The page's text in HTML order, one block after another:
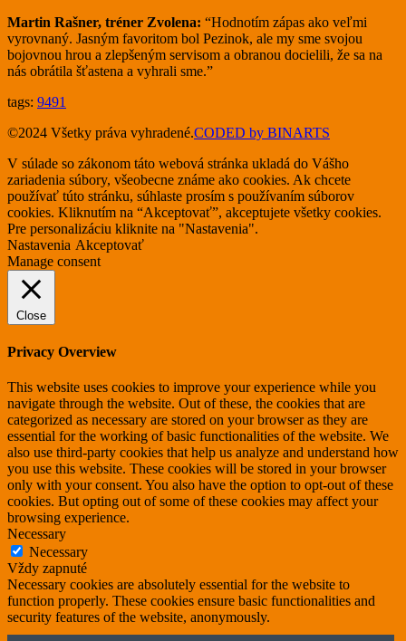
Martin Rašner, tréner Zvolena: “Hodnotím zápas ako veľmi
vyrovnaný. Jasným favoritom bol Pezinok, ale my sme svojou
bojovnou hrou a zlepšeným servisom a obranou docielili, že sa na
nás obrátila šťastena a vyhrali sme.”
tags: 9491
©2024 Všetky práva vyhradené.CODED by BINARTS
V súlade so zákonom táto webová stránka ukladá do Vášho
zariadenia súbory, všeobecne známe ako cookies. Ak chcete
používať túto stránku, súhlaste prosím s používaním súborov
cookies. Kliknutím na “Akceptovať”, akceptujete všetky cookies.
Pre personalizáciu kliknite na "Nastavenia".
Nastavenia Akceptovať
Manage consent
Close
Privacy Overview
This website uses cookies to improve your experience while you
navigate through the website. Out of these, the cookies that are
categorized as necessary are stored on your browser as they are
essential for the working of basic functionalities of the website. We
also use third-party cookies that help us analyze and understand how
you use this website. These cookies will be stored in your browser
only with your consent. You also have the option to opt-out of these
cookies. But opting out of some of these cookies may affect your
browsing experience.
Necessary
Necessary
Vždy zapnuté
Necessary cookies are absolutely essential for the website to
function properly. These cookies ensure basic functionalities and
security features of the website, anonymously.